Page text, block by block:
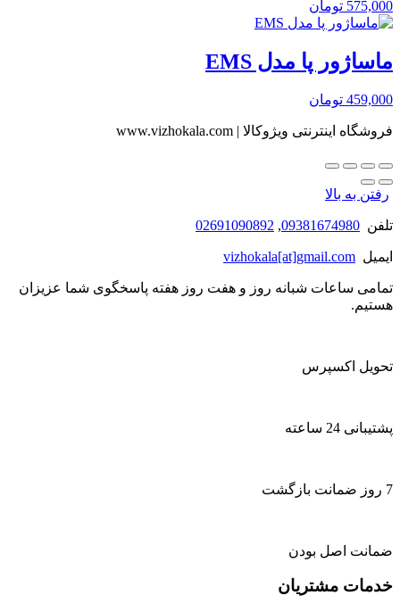
575,000 تومان
ماساژور پا مدل EMS
459,000 تومان
فروشگاه اینترنتی ویژوکالا | www.vizhokala.com
رفتن به بالا
تلفن 09381674980
,
02691090892
ایمیل vizhokala[at]gmail.com
تمامی ساعات شبانه روز و هفت روز هفته پاسخگوی شما عزیزان
هستیم.
تحویل اکسپرس
پشتیبانی 24 ساعته
7 روز ضمانت بازگشت
ضمانت اصل بودن
خدمات مشتریان